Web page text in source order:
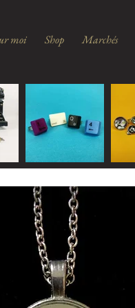
moi Shop Marchés